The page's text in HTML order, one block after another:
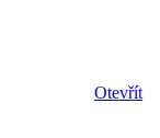
Otevřít